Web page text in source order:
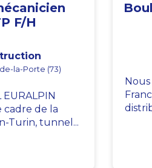
F/H
la-Porte (73)
EURALPIN
cadre de la
Turin, tunnel...